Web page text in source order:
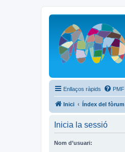
Enllaços ràpids PMF
Inici Índex del fòrum
Inicia la sessió
Nom d’usuari: